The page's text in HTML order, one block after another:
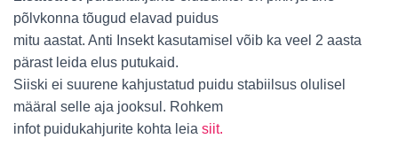
põlvkonna tõugud elavad puidus
mitu aastat. Anti Insekt kasutamisel võib ka veel 2 aasta
pärast leida elus putukaid.
Siiski ei suurene kahjustatud puidu stabiilsus olulisel
määral selle aja jooksul. Rohkem
infot puidukahjurite kohta leia siit.